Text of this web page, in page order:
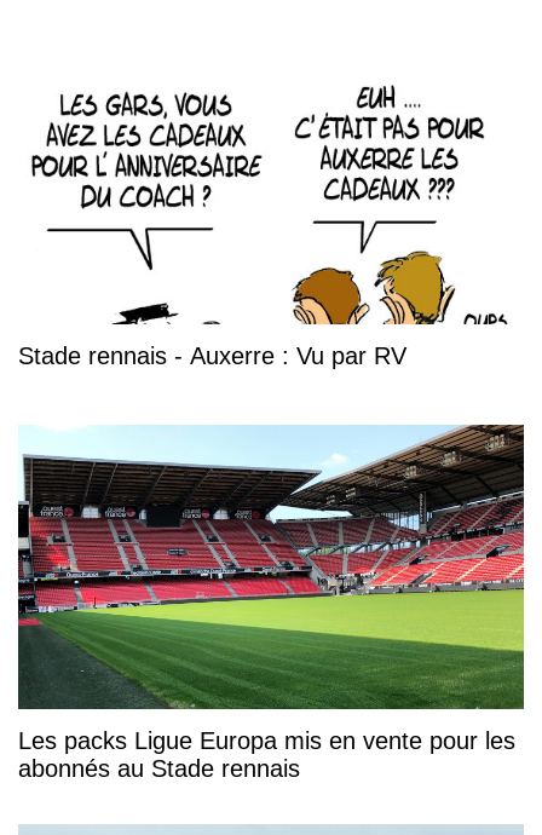
Stade rennais - Auxerre : Vu par RV
Les packs Ligue Europa mis en vente pour les
abonnés au Stade rennais